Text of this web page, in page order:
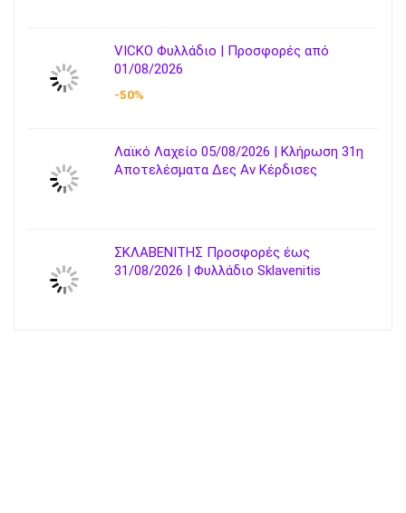
VICKO Φυλλάδιο | Προσφορές από
01/08/2026
-50%
Λαϊκό Λαχείο 05/08/2026 | Κλήρωση 31η
Αποτελέσματα Δες Αν Κέρδισες
ΣΚΛΑΒΕΝΙΤΗΣ Προσφορές έως
31/08/2026 | Φυλλάδιο Sklavenitis